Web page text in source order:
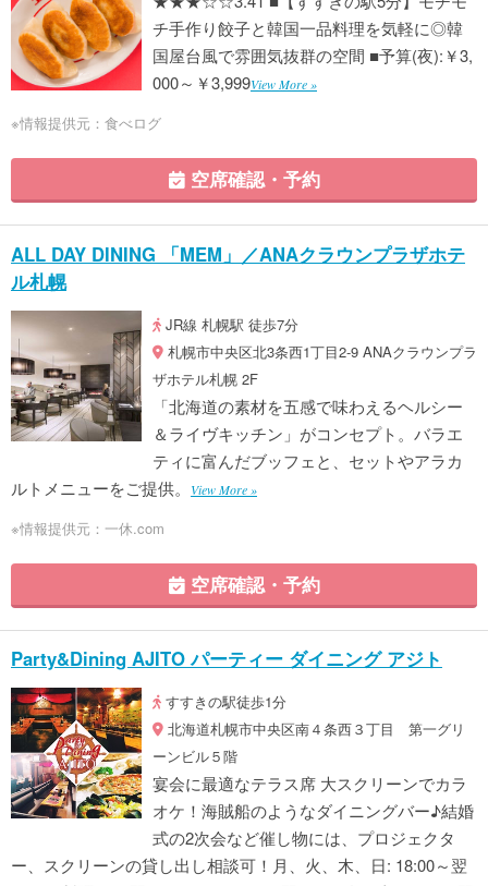
チ手作り餃子と韓国一品料理を気軽に◎韓
国屋台風で雰囲気抜群の空間 ■予算(夜):￥3,
000～￥3,999View More »
※情報提供元：食べログ
空席確認・予約
ALL DAY DINING 「MEM」／ANAクラウンプラザホテ
ル札幌
JR線 札幌駅 徒歩7分
札幌市中央区北3条西1丁目2-9 ANAクラウンプラ
ザホテル札幌 2F
「北海道の素材を五感で味わえるヘルシー
＆ライヴキッチン」がコンセプト。バラエ
ティに富んだブッフェと、セットやアラカ
ルトメニューをご提供。
View More »
※情報提供元：一休.com
空席確認・予約
Party&Dining AJITO パーティー ダイニング アジト
すすきの駅徒歩1分
北海道札幌市中央区南４条西３丁目 第一グリ
ーンビル５階
宴会に最適なテラス席 大スクリーンでカラ
オケ！海賊船のようなダイニングバー♪結婚
式の2次会など催し物には、プロジェクタ
ー、スクリーンの貸し出し相談可！月、火、木、日: 18:00～翌